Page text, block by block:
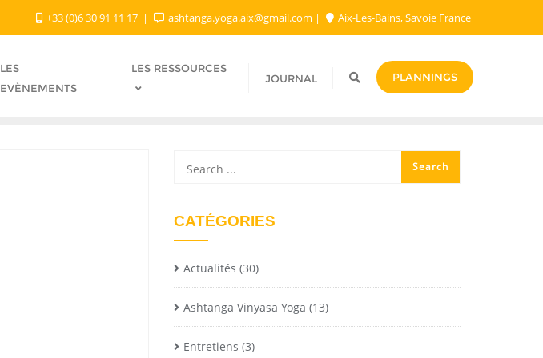
+33 (0)6 30 91 11 17 ashtanga.yoga.aix@gmail.com​ Aix-Les-Bains, Savoie France
LES
EVÈNEMENTS
LES RESSOURCES
JOURNAL PLANNINGS
CATÉGORIES
Actualités (30)
Ashtanga Vinyasa Yoga (13)
Entretiens (3)